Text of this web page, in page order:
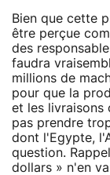
Bien que cette
être perçue
des
faudra
millions de
pour que la
et les livraisons
pas prendre
dont l'Egypte,
question.
dollars » n'en